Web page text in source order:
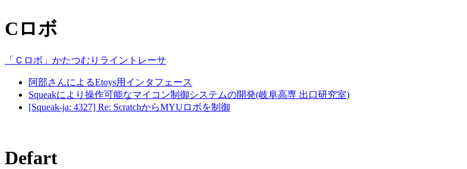
Cロボ
「Ｃロボ」かたつむりライントレーサ
阿部さんによるEtoys用インタフェース
Squeakにより操作可能なマイコン制御システムの開発(岐阜高専 出口研究室)
[Squeak-ja: 4327] Re: ScratchからMYUロボを制御
Defart